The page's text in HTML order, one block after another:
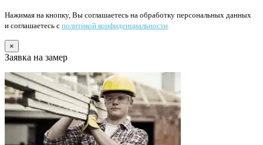
Нажимая на кнопку, Вы соглашаетесь на обработку персональных данных
и соглашаетесь с политикой конфиденциальности.
×
Заявка на замер